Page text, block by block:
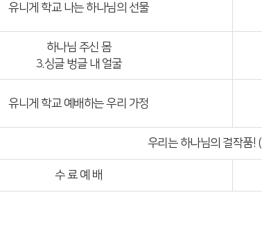
유니게 학교 나는 하나님의 선물
하나님 주신 몸
3.싱글 벙글 내 얼굴
유니게 학교 예배하는 우리 가정
우리는 하나님의 걸작품!
수 료 예 배